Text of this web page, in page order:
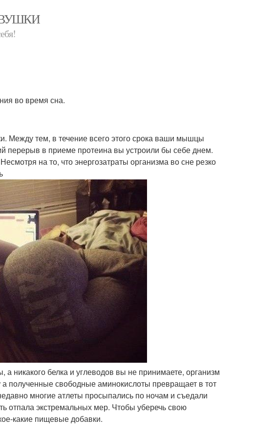
во время сна.
Между тем, в течение всего этого срока ваши мышцы
перерыв в приеме протеина вы устроили бы себе днем.
на то, что энергозатраты организма во сне резко
а никакого белка и углеводов вы не принимаете, организм
полученные свободные аминокислоты превращает в тот
многие атлеты просыпались по ночам и съедали
отпала экстремальных мер. Чтобы уберечь свою
какие пищевые добавки.